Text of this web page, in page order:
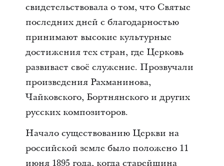
свидетельствовала о том, что Святые
последних дней с благодарностью
принимают высокие культурные
достижения тех стран, где Церковь
развивает своё служение. Прозвучали
произведения Рахманинова,
Чайковского, Бортнянского и других
русских композиторов.
Начало существованию Церкви на
российской земле было положено 11
июня 1895 года, когда старейшина